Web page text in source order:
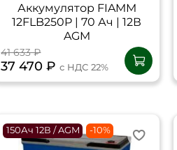
Аккумулятор FIAMM
12FLB250P | 70 Ач | 12В
AGM
41 633 ₽
37 470 ₽с НДС 22%
150Ач 12В / AGM -10%